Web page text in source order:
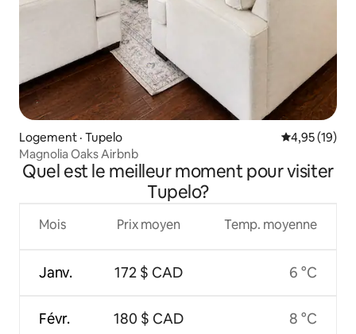
Logement · Tupelo Note
4,95 (19)
Magnolia Oaks Airbnb
Quel est le meilleur moment pour visiter
Tupelo?
Mois
Janv.
Févr.
Prix moyen
172 $ CAD
180 $ CAD
Temp. moyenne
6 °C
8 °C